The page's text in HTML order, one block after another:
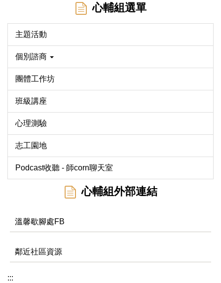
心輔組選單
主題活動
個別諮商
團體工作坊
班級講座
心理測驗
志工園地
Podcast收聽 - 師corn聊天室
心輔組外部連結
溫馨歇腳處FB
鄰近社區資源
:::